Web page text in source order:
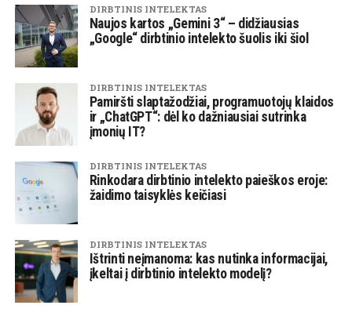
DIRBTINIS INTELEKTAS
Naujos kartos „Gemini 3“ – didžiausias
„Google“ dirbtinio intelekto šuolis iki šiol
DIRBTINIS INTELEKTAS
Pamiršti slaptažodžiai, programuotojų klaidos
ir „ChatGPT“: dėl ko dažniausiai sutrinka
įmonių IT?
DIRBTINIS INTELEKTAS
Rinkodara dirbtinio intelekto paieškos eroje:
žaidimo taisyklės keičiasi
DIRBTINIS INTELEKTAS
Ištrinti neįmanoma: kas nutinka informacijai,
įkeltai į dirbtinio intelekto modelį?